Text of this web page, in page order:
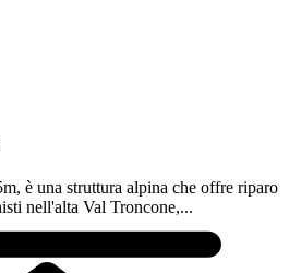
è una struttura alpina che offre riparo
nell'alta Val Troncone,...